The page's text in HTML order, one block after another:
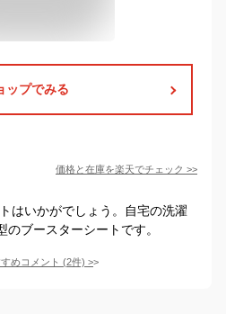
ップでみる
価格と在庫を楽天でチェック >>
はいかがでしょう。自宅の洗濯
ブースターシートです。
めコメント (2件) >